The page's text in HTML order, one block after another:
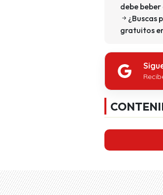
debe beber
¿Buscas
gratuitos